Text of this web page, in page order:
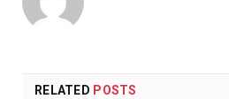
RELATED POSTS